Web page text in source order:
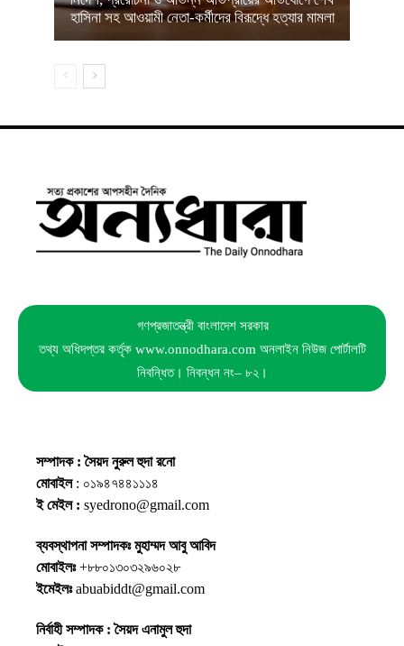
হাসিনা সহ আওয়ামী নেতা-কর্মীদের বিরূদ্ধে হত্যার মামলা
গণপ্রজাতন্ত্রী বাংলাদেশ সরকার
তথ্য অধিদপ্তর কর্তৃক www.onnodhara.com অনলাইন নিউজ পোর্টালটি
নিবন্ধিত। নিবন্ধন নং– ৮২।
সম্পাদক : সৈয়দ নুরুল হুদা রনো
মোবাইল: ০১৯৪৭৪৪১১১৪
ই মেইল : syedrono@gmail.com
ব্যবস্থাপনা সম্পাদকঃ মুহাম্মদ আবু আবিদ
মোবাইলঃ+৮৮০১৩০৩২৯৬০২৮
ইমেইলঃabuabiddt@gmail.com
নির্বাহী সম্পাদক : সৈয়দ এনামুল হুদা